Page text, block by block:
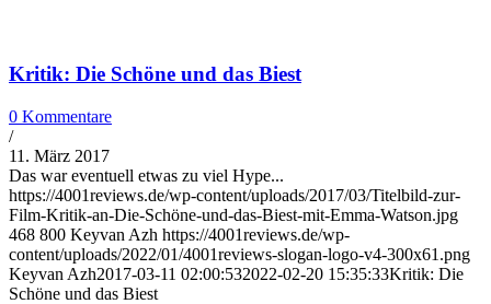
Kritik: Die Schöne und das Biest
0 Kommentare
/
11. März 2017
Das war eventuell etwas zu viel Hype...
https://4001reviews.de/wp-content/uploads/2017/03/Titelbild-zur-
Film-Kritik-an-Die-Schöne-und-das-Biest-mit-Emma-Watson.jpg
468 800 Keyvan Azh https://4001reviews.de/wp-
content/uploads/2022/01/4001reviews-slogan-logo-v4-300x61.png
Keyvan Azh2017-03-11 02:00:532022-02-20 15:35:33Kritik: Die
Schöne und das Biest